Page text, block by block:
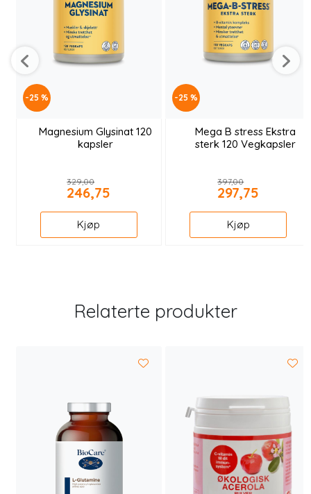
-25 %
Magnesium Glysinat 120
kapsler
329,00
246,75
Kjøp
-25 %
Mega B stress Ekstra
sterk 120 Vegkapsler
397,00
297,75
Kjøp
Relaterte produkter